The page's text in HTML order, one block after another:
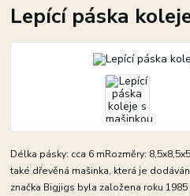
Lepící páska
Délka pásky: cca 6 mRozměry:
také dřevěná mašinka, která je
značka Bigjigs byla založena roku